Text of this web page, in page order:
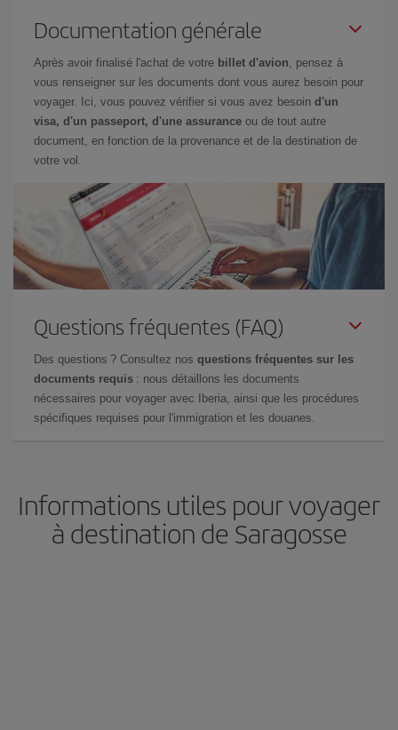
Documentation générale
Après avoir finalisé l'achat de votre billet d'avion, pensez à
vous renseigner sur les documents dont vous aurez besoin pour
voyager. Ici, vous pouvez vérifier si vous avez besoin d'un
visa, d'un passeport, d'une assurance ou de tout autre
document, en fonction de la provenance et de la destination de
votre vol.
Questions fréquentes (FAQ)
Des questions ? Consultez nos questions fréquentes sur les
documents requis : nous détaillons les documents
nécessaires pour voyager avec Iberia, ainsi que les procédures
spécifiques requises pour l'immigration et les douanes.
Informations utiles pour voyager
à destination de Saragosse